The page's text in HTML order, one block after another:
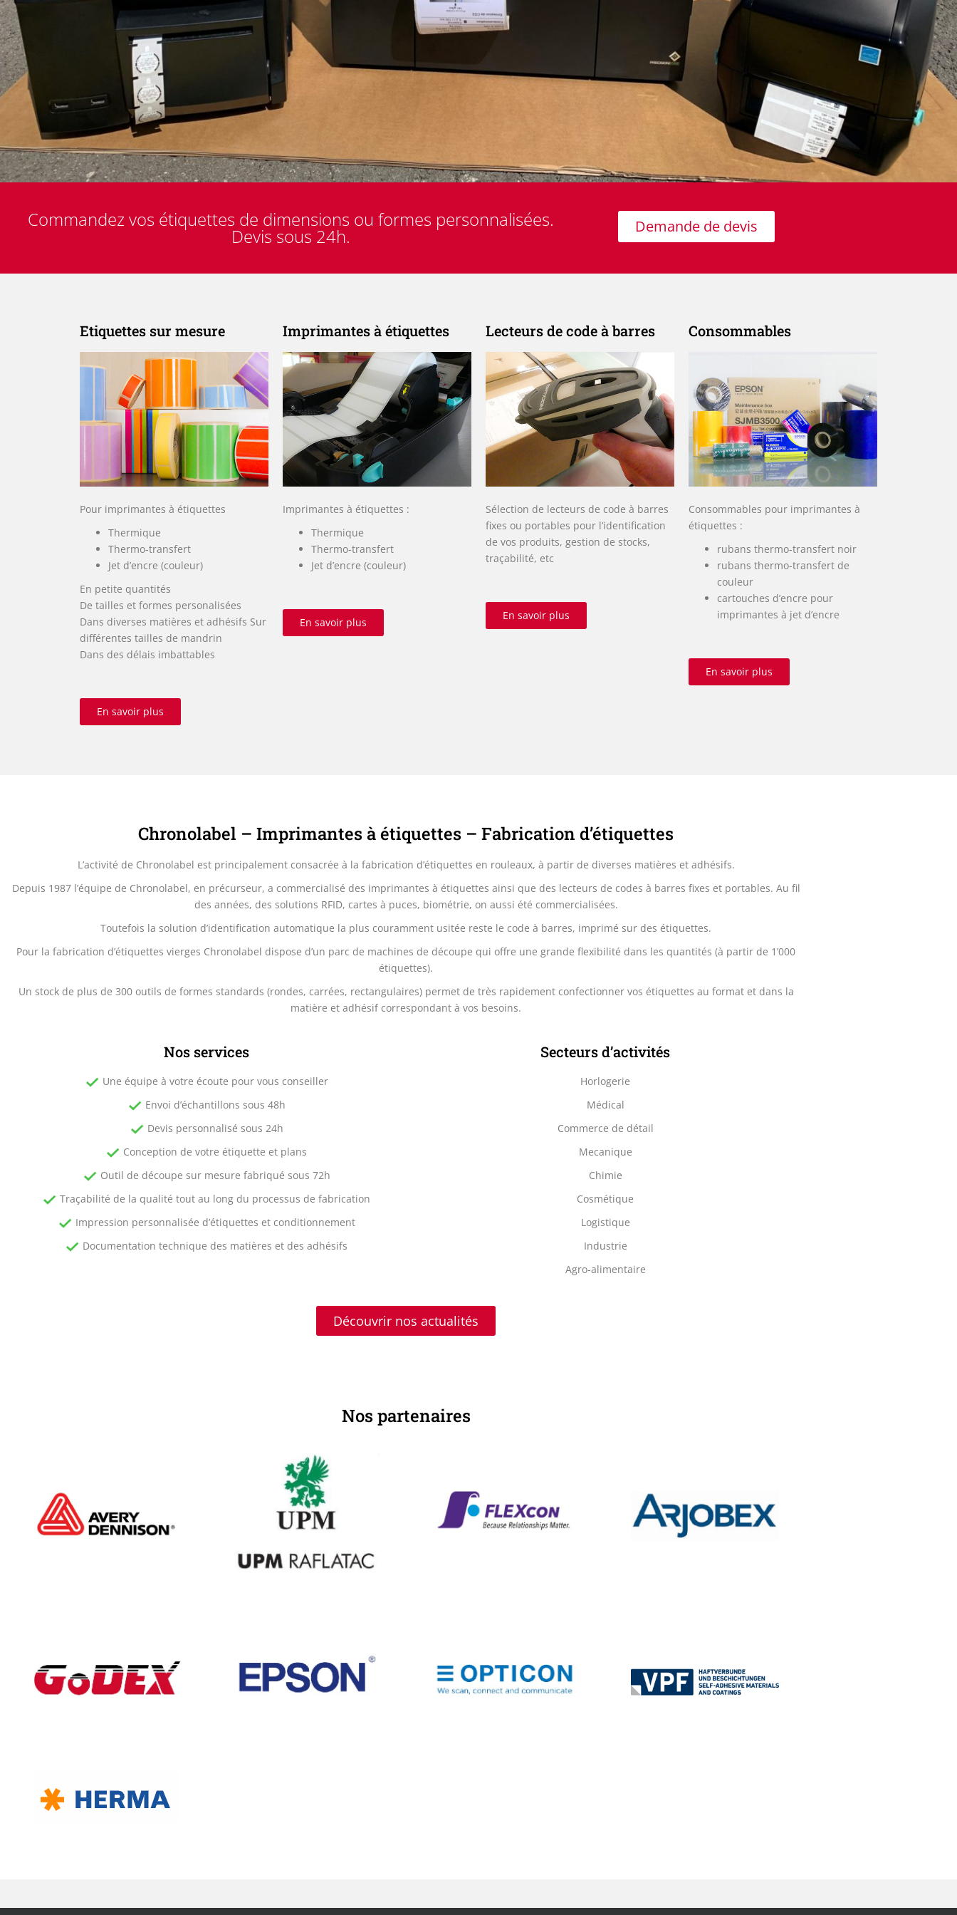
Commandez vos étiquettes de dimensions ou formes personnalisées.
Devis sous 24h. Demande de devis
Etiquettes sur mesure
Pour imprimantes à étiquettes
Thermique
Thermo-transfert
Jet d’encre (couleur)
En petite quantités
De tailles et formes personalisées
Dans diverses matières et adhésifs Sur
différentes tailles de mandrin
Dans des délais imbattables
En savoir plus
Imprimantes à étiquettes
Imprimantes à étiquettes :
Thermique
Thermo-transfert
Jet d’encre (couleur)
En savoir plus
Lecteurs de code à barres
Sélection de lecteurs de code à barres
fixes ou portables pour l’identification
de vos produits, gestion de stocks,
traçabilité, etc
En savoir plus
Consommables
Consommables pour imprimantes à
étiquettes :
rubans thermo-transfert noir
rubans thermo-transfert de
couleur
cartouches d’encre pour
imprimantes à jet d’encre
En savoir plus
Chronolabel – Imprimantes à étiquettes – Fabrication d’étiquettes
L’activité de Chronolabel est principalement consacrée à la fabrication d’étiquettes en rouleaux, à partir de diverses matières et adhésifs.
Depuis 1987 l’équipe de Chronolabel, en précurseur, a commercialisé des imprimantes à étiquettes ainsi que des lecteurs de codes à barres fixes et portables. Au fil
des années, des solutions RFID, cartes à puces, biométrie, on aussi été commercialisées.
Toutefois la solution d’identification automatique la plus couramment usitée reste le code à barres, imprimé sur des étiquettes.
Pour la fabrication d’étiquettes vierges Chronolabel dispose d’un parc de machines de découpe qui offre une grande flexibilité dans les quantités (à partir de 1’000
étiquettes).
Un stock de plus de 300 outils de formes standards (rondes, carrées, rectangulaires) permet de très rapidement confectionner vos étiquettes au format et dans la
matière et adhésif correspondant à vos besoins.
Nos services
Une équipe à votre écoute pour vous conseiller
Envoi d’échantillons sous 48h
Devis personnalisé sous 24h
Conception de votre étiquette et plans
Outil de découpe sur mesure fabriqué sous 72h
Traçabilité de la qualité tout au long du processus de fabrication
Impression personnalisée d’étiquettes et conditionnement
Documentation technique des matières et des adhésifs
Secteurs d’activités
Horlogerie
Médical
Commerce de détail
Mecanique
Chimie
Cosmétique
Logistique
Industrie
Agro-alimentaire
Découvrir nos actualités
Nos partenaires